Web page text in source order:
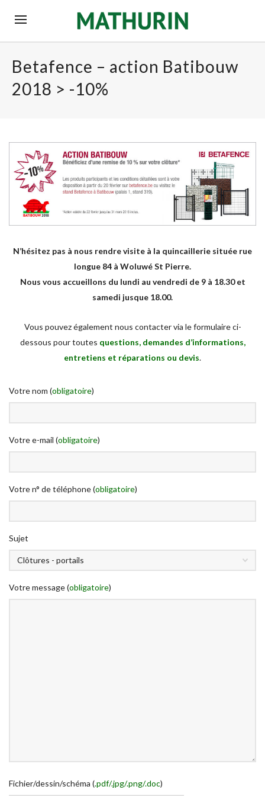
Betafence – action Batibouw
2018 > -10%
N’hésitez pas à nous rendre visite à la quincaillerie située rue
longue 84 à Woluwé St Pierre.
Nous vous accueillons du lundi au vendredi de 9 à 18.30 et
samedi jusque 18.00.
Vous pouvez également nous contacter via le formulaire ci-
dessous pour toutes questions, demandes d’informations,
entretiens et réparations ou devis.
Votre nom (obligatoire)
Votre e-mail (obligatoire)
Votre n° de téléphone (obligatoire)
Sujet
Votre message (obligatoire)
Fichier/dessin/schéma (.pdf/.jpg/.png/.doc)